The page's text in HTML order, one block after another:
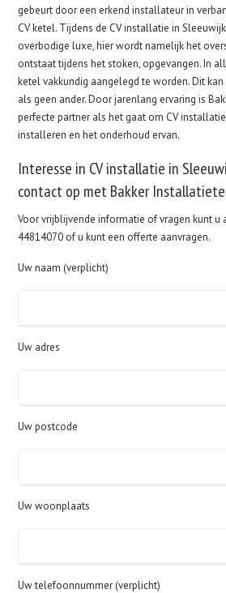
gebeurt door een erkend installateur in
CV ketel. Tijdens de CV installatie in
overbodige luxe, hier wordt namelijk het
ontstaat tijdens het stoken, opgevangen. In
ketel vakkundig aangelegd te worden. Dit
als geen ander. Door jarenlang ervaring is
perfecte partner als het gaat om CV
installeren en het onderhoud ervan.
Interesse in CV installatie in
contact op met Bakker
Voor vrijblijvende informatie of vragen kunt u
44814070 of u kunt een offerte aanvragen.
Uw naam (verplicht)
Uw adres
Uw postcode
Uw woonplaats
Uw telefoonnummer (verplicht)